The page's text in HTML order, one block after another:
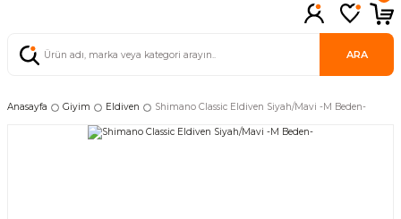
ARA
Anasayfa Giyim Eldiven Shimano Classic Eldiven Siyah/Mavi -M Beden-